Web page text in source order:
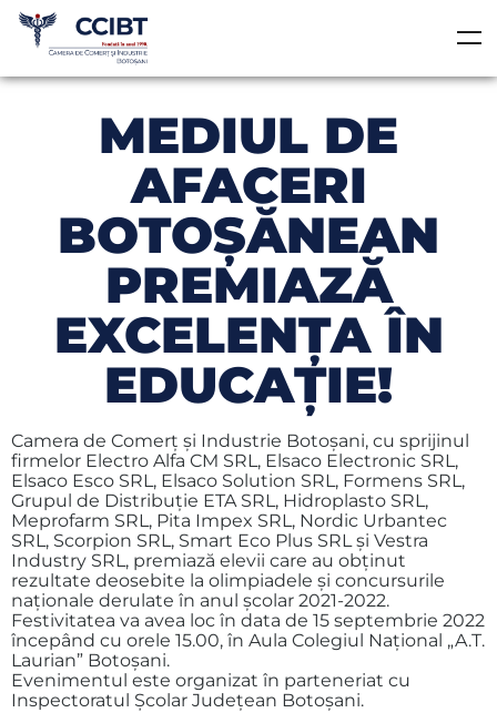
MEDIUL DE
AFACERI
BOTOŞĂNEAN
PREMIAZĂ
EXCELENŢA ÎN
EDUCAȚIE!
Camera de Comerţ și Industrie Botoşani, cu sprijinul
firmelor Electro Alfa CM SRL, Elsaco Electronic SRL,
Elsaco Esco SRL, Elsaco Solution SRL, Formens SRL,
Grupul de Distribuție ETA SRL, Hidroplasto SRL,
Meprofarm SRL, Pita Impex SRL, Nordic Urbantec
SRL, Scorpion SRL, Smart Eco Plus SRL şi Vestra
Industry SRL, premiază elevii care au obţinut
rezultate deosebite la olimpiadele şi concursurile
naţionale derulate în anul şcolar 2021-2022.
Festivitatea va avea loc în data de 15 septembrie 2022
începând cu orele 15.00, în Aula Colegiul Naţional „A.T.
Laurian” Botoşani.
Evenimentul este organizat în parteneriat cu
Inspectoratul Şcolar Judeţean Botoşani.